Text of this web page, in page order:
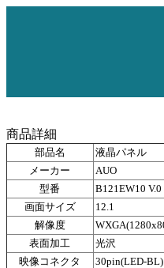
商品詳細
部品名
液晶パネル
メーカー
AUO
型番
B121EW10
画面サイズ
12.1
解像度
表面加工
光沢
映像コネクタ
30pin(LED-BL)